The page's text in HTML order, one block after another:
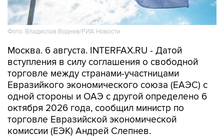
Фото: Владислав Воднев/РИА Новости
Москва. 6 августа. INTERFAX.RU - Датой
вступления в силу соглашения о свободной
торговле между странами-участницами
Евразийкого экономического союза (ЕАЭС) с
одной стороны и ОАЭ с другой определено 6
октября 2026 года, сообщил министр по
торговле Евразийской экономической
комиссии (ЕЭК) Андрей Слепнев.